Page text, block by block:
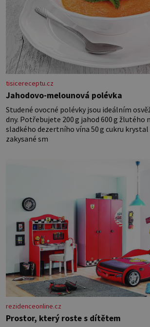
tisicereceptu.cz
Jahodovo-melounová polévka
Studené ovocné polévky jsou ideálním
dny. Potřebujete 200 g jahod 600 g žlutého melounu 100 ml
sladkého dezertního vína 50 g cukru krystal
zakysané sm
rezidenceonline.cz
Prostor, který roste s dítětem